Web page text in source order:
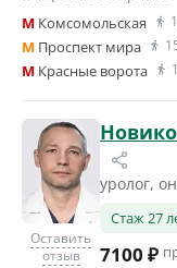
M Комсомольская
M Проспект мира
M Красные ворота
Оставить
отзыв
уролог,
Стаж 27
7100 ₽